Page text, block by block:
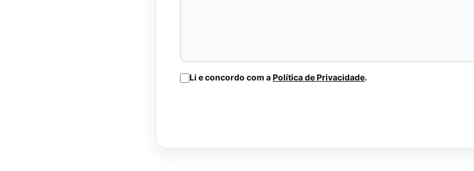
Li e concordo com aPolítica de Privacidade.